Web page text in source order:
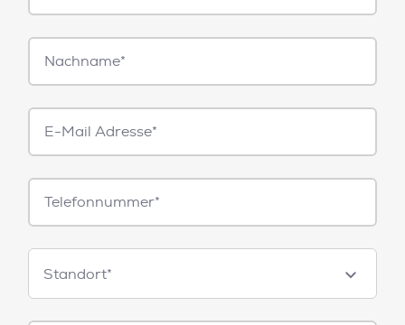
Nachname*
E-
Mail*
Telefonnummer
Standorte
Standort*